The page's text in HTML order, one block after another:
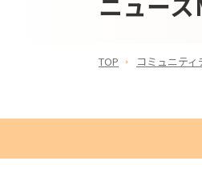
TOP コミュニテ